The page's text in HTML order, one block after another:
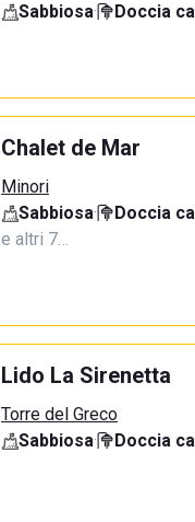
Sabbiosa· Doccia
Chalet de Mar
Minori
Sabbiosa· Doccia
e altri 7…
Lido La Sirenetta
Torre del Greco
Sabbiosa· Doccia